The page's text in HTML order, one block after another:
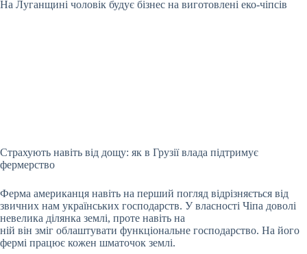
На Луганщині чоловік будує бізнес на виготовлені еко-чіпсів
Страхують навіть від дощу: як в Грузії влада підтримує
фермерство
Ферма американця навіть на перший погляд відрізняється від
звичних нам українських господарств. У власності Чіпа доволі
невелика ділянка землі, проте навіть на
ній він зміг облаштувати функціональне господарство. На його
фермі працює кожен шматочок землі.